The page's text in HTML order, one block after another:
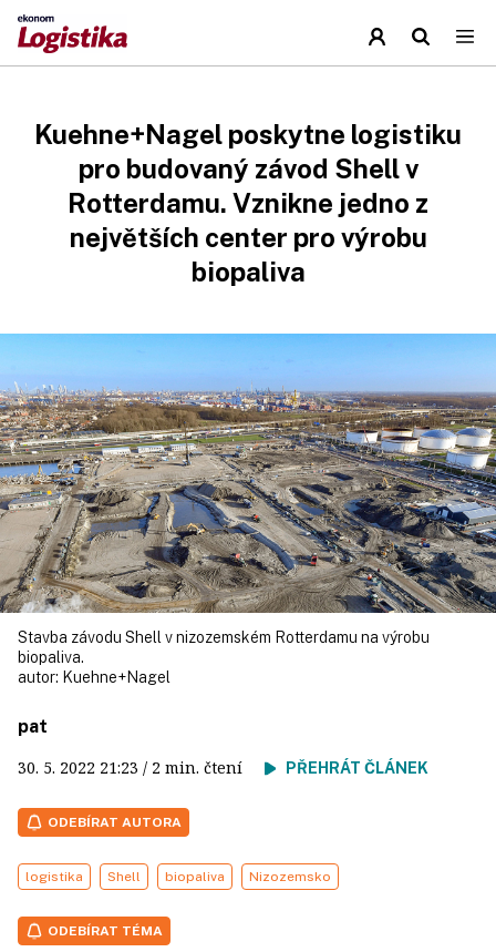
Kuehne+Nagel poskytne logistiku
pro budovaný závod Shell v
Rotterdamu. Vznikne jedno z
největších center pro výrobu
biopaliva
Stavba závodu Shell v nizozemském Rotterdamu na výrobu
biopaliva.
autor: Kuehne+Nagel
pat
30. 5. 2022 21:23 / 2 min. čtení PŘEHRÁT ČLÁNEK
ODEBÍRAT AUTORA
logistika Shell biopaliva Nizozemsko
ODEBÍRAT TÉMA